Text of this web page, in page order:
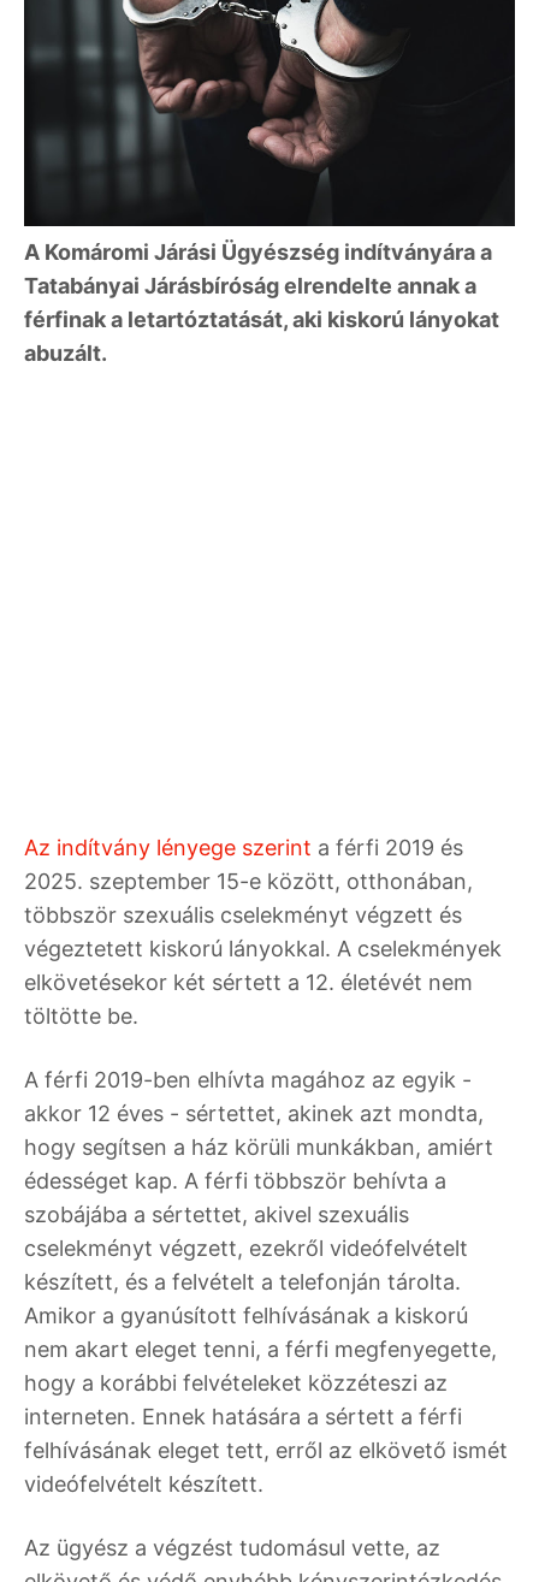
A Komáromi Járási Ügyészség indítványára a
Tatabányai Járásbíróság elrendelte annak a
férfinak a letartóztatását, aki kiskorú lányokat
abuzált.
Az indítvány lényege szerint a férfi 2019 és
2025. szeptember 15-e között, otthonában,
többször szexuális cselekményt végzett és
végeztetett kiskorú lányokkal. A cselekmények
elkövetésekor két sértett a 12. életévét nem
töltötte be.
A férfi 2019-ben elhívta magához az egyik -
akkor 12 éves - sértettet, akinek azt mondta,
hogy segítsen a ház körüli munkákban, amiért
édességet kap. A férfi többször behívta a
szobájába a sértettet, akivel szexuális
cselekményt végzett, ezekről videófelvételt
készített, és a felvételt a telefonján tárolta.
Amikor a gyanúsított felhívásának a kiskorú
nem akart eleget tenni, a férfi megfenyegette,
hogy a korábbi felvételeket közzéteszi az
interneten. Ennek hatására a sértett a férfi
felhívásának eleget tett, erről az elkövető ismét
videófelvételt készített.
Az ügyész a végzést tudomásul vette, az